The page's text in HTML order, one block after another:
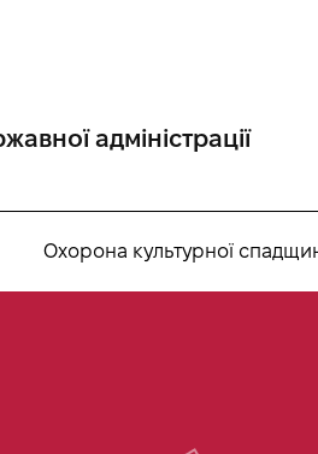
адміністрації
Охорона культурної